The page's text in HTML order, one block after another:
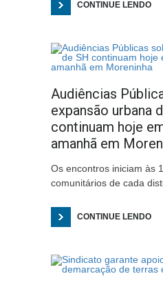
CONTINUE LENDO
Audiências
expansão urbana
continuam hoje
amanhã em
Os encontros iniciam às
comunitários de cada
CONTINUE LENDO